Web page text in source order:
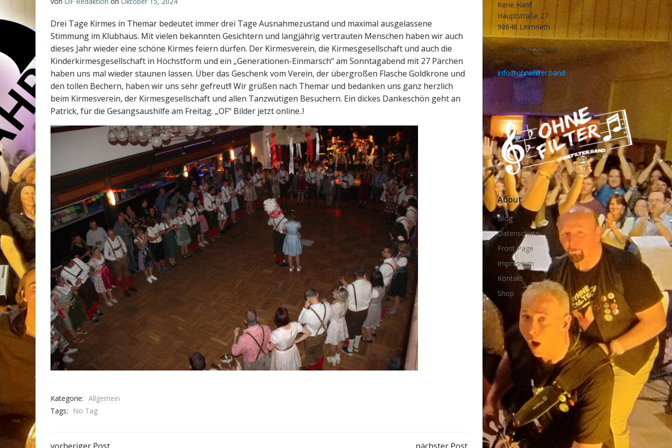
Drei Tage Kirmes in Themar bedeutet immer drei Tage Ausnahmezustand und maximal ausgelassene
Stimmung im Klubhaus. Mit vielen bekannten Gesichtern und langjährig vertrauten Menschen haben wir auch
dieses Jahr wieder eine schöne Kirmes feiern dürfen. Der Kirmesverein, die Kirmesgesellschaft und auch die
Kinderkirmesgesellschaft in Höchstform und ein „Generationen-Einmarsch“ am Sonntagabend mit 27 Pärchen
haben uns mal wieder staunen lassen. Über das Geschenk vom Verein, der übergroßen Flasche Goldkrone und
den tollen Bechern, haben wir uns sehr gefreut!! Wir grüßen nach Themar und bedanken uns ganz herzlich
beim Kirmesverein, der Kirmesgesellschaft und allen Tanzwütigen Besuchern. Ein dickes Dankeschön geht an
Patrick, für die Gesangsaushilfe am Freitag. „OF“ Bilder jetzt online..!
Kategorie: Allgemein
Tags:
No Tag
Rene Hanf
Hauptstraße 27
98646 Leimrieth
Tel. 0170/2269558
info@ohnefilter.band
About
Blog
Datenschutz
Front Page
Impressum
Kontakt
Shop